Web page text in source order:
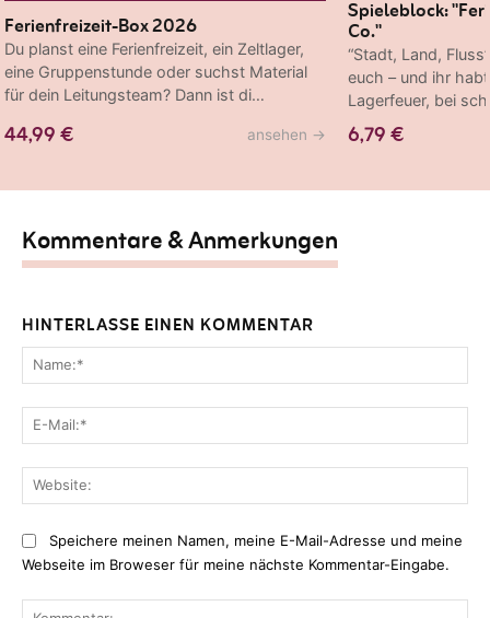
Ferienfreizeit-Box 2026
Du planst eine Ferienfreizeit, ein Zeltlager,
eine Gruppenstunde oder suchst Material
für dein Leitungsteam? Dann ist di…
44,99 € ansehen →
Spieleblock:
Co."
“Stadt, Land,
euch – und ihr
Lagerfeuer, bei
6,79 €
Kommentare & Anmerkungen
HINTERLASSE EINEN KOMMENTAR
Speichere meinen Namen, meine E-Mail-Adresse und meine
Webseite im Broweser für meine nächste Kommentar-Eingabe.